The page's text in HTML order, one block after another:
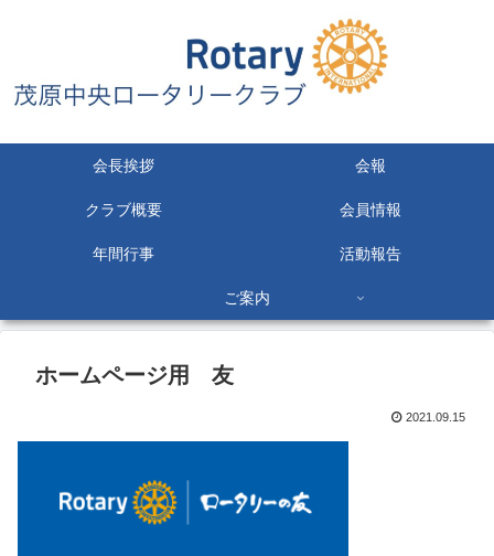
会長挨拶 会報
クラブ概要 会員情報
年間行事 活動報告
ご案内
ホームページ用 友
2021.09.15